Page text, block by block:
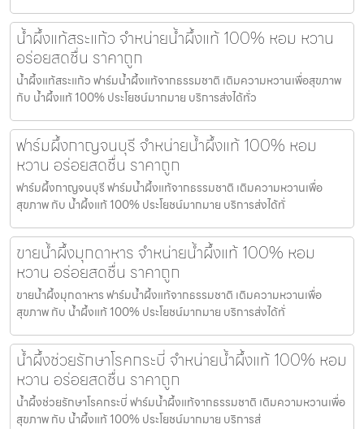
น้ำผึ้งแท้สระแก้ว จำหน่ายน้ำผึ้งแท้ 100% หอม หวาน
อร่อยสดชื่น ราคาถูก
น้ำผึ้งแท้สระแก้ว ฟาร์มน้ำผึ้งแท้จากธรรมชาติ เติมความหวานเพื่อสุขภาพ
กับ น้ำผึ้งแท้ 100% ประโยชน์มากมาย บริการส่งได้ทั่ว
ฟาร์มผึ้งกาญจนบุรี จำหน่ายน้ำผึ้งแท้ 100% หอม
หวาน อร่อยสดชื่น ราคาถูก
ฟาร์มผึ้งกาญจนบุรี ฟาร์มน้ำผึ้งแท้จากธรรมชาติ เติมความหวานเพื่อ
สุขภาพ กับ น้ำผึ้งแท้ 100% ประโยชน์มากมาย บริการส่งได้ทั่
ขายน้ำผึ้งมุกดาหาร จำหน่ายน้ำผึ้งแท้ 100% หอม
หวาน อร่อยสดชื่น ราคาถูก
ขายน้ำผึ้งมุกดาหาร ฟาร์มน้ำผึ้งแท้จากธรรมชาติ เติมความหวานเพื่อ
สุขภาพ กับ น้ำผึ้งแท้ 100% ประโยชน์มากมาย บริการส่งได้ทั่
น้ำผึ้งช่วยรักษาโรคกระบี่ จำหน่ายน้ำผึ้งแท้ 100% หอม
หวาน อร่อยสดชื่น ราคาถูก
น้ำผึ้งช่วยรักษาโรคกระบี่ ฟาร์มน้ำผึ้งแท้จากธรรมชาติ เติมความหวานเพื่อ
สุขภาพ กับ น้ำผึ้งแท้ 100% ประโยชน์มากมาย บริการส่